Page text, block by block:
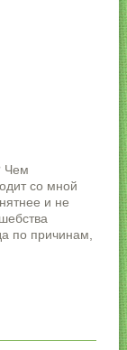
Чем
со мной
и не
по причинам,